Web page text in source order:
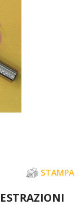
STAMPA